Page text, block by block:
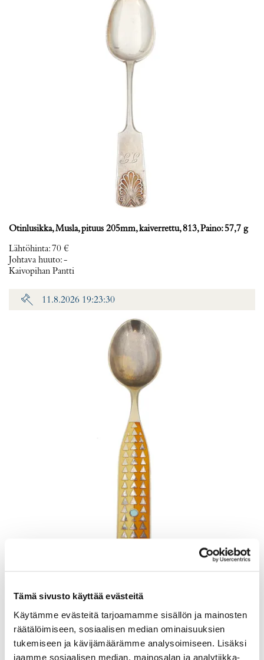
Tämä sivusto käyttää evästeitä
Käytämme evästeitä tarjoamamme sisällön ja mainosten
räätälöimiseen, sosiaalisen median ominaisuuksien
tukemiseen ja kävijämäärämme analysoimiseen. Lisäksi
jaamme sosiaalisen median, mainosalan ja analytiikka-
Otinlusikka, Musla, pituus 205mm, kaiverrettu, 813, Paino: 57,7 g
Lähtöhinta:70 €
Johtava huuto:-
Kaivopihan Pantti
11.8.2026 19:23:30
Lähtöhinta:70 €
Johtava huuto:
Kaivopihan Pantti
11.8.2026 19:25:30